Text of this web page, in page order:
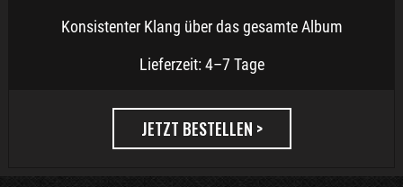
Konsistenter Klang über das gesamte Album
Lieferzeit: 4–7 Tage
JETZT BESTELLEN >